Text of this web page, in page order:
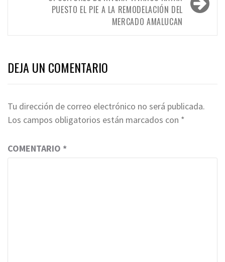
PUESTO EL PIE A LA REMODELACIÓN DEL
MERCADO AMALUCAN
DEJA UN COMENTARIO
Tu dirección de correo electrónico no será publicada.
Los campos obligatorios están marcados con *
COMENTARIO *